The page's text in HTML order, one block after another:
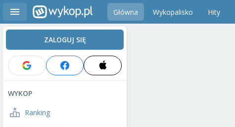
Główna Wykopalisko Hity
ZALOGUJ SIĘ
WYKOP
Ranking